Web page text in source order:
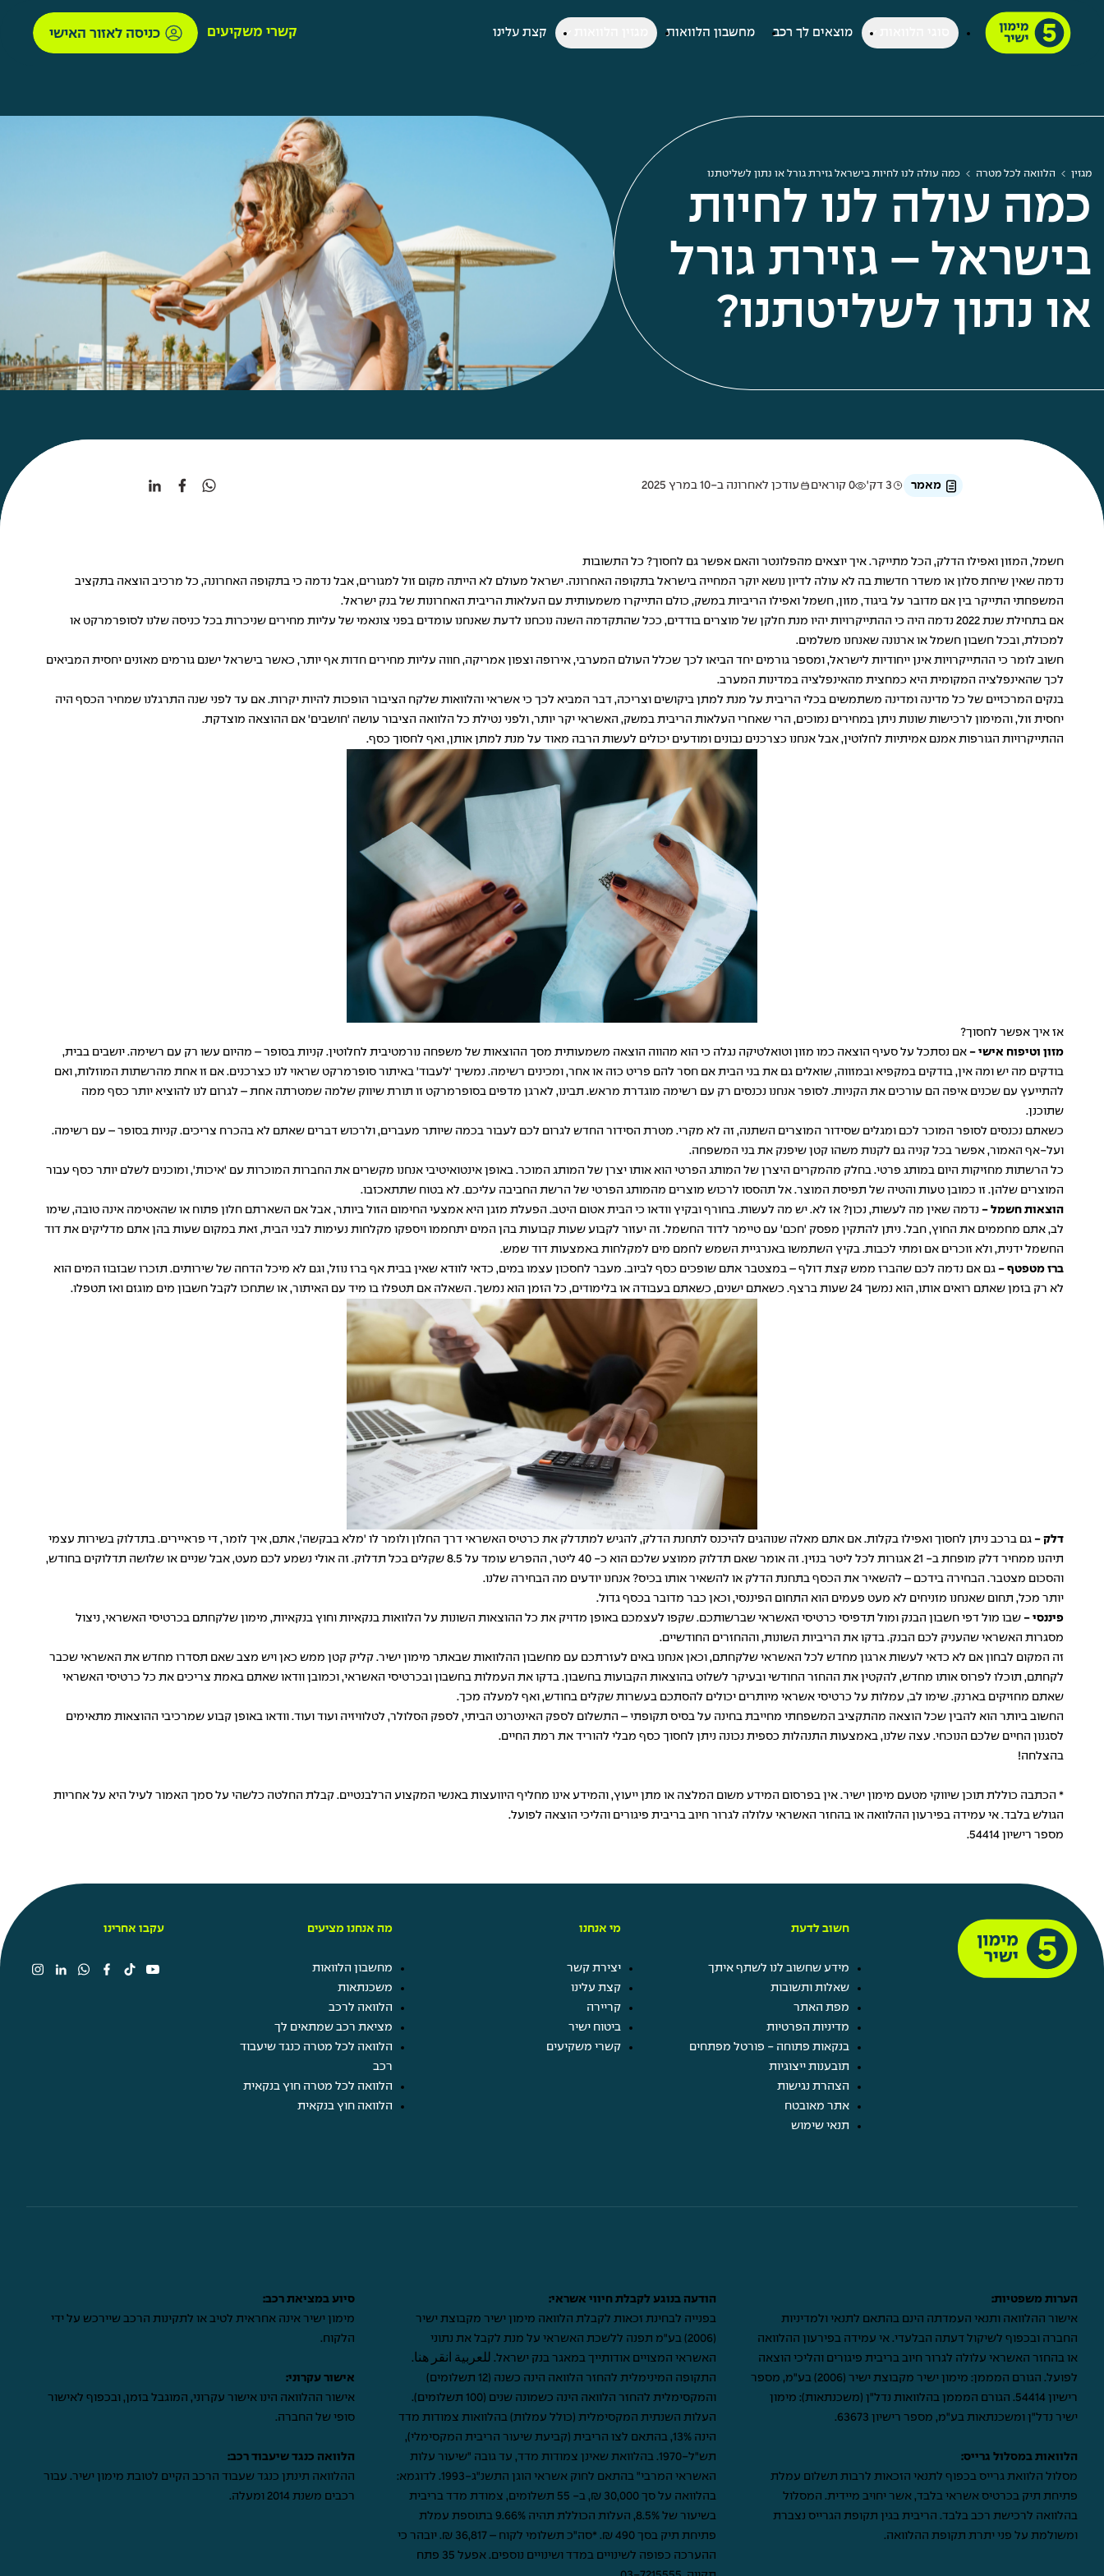
מוצאים לך רכב מחשבון הלוואות קצת עלינו קשרי משקיעים כניסה לאזור האישי
מגזין הלוואה לכל מטרה כמה עולה לנו לחיות בישראל גזירת גורל או נתון לשליטתנו
כמה עולה לנו לחיות
בישראל – גזירת גורל
או נתון לשליטתנו?
מאמר 3 דק' 0 קוראים עודכן לאחרונה ב-10 במרץ 2025
חשמל, המזון ואפילו הדלק, הכל מתייקר. איך יוצאים מהפלונטר והאם אפשר גם לחסוך? כל התשובות
נדמה שאין שיחת סלון או משדר חדשות בה לא עולה לדיון נושא יוקר המחייה בישראל בתקופה האחרונה. ישראל מעולם לא הייתה מקום זול למגורים, אבל נדמה כי בתקופה האחרונה, כל מרכיב הוצאה בתקציב
המשפחתי התייקר בין אם מדובר על ביגוד, מזון, חשמל ואפילו הריביות במשק, כולם התייקרו משמעותית עם העלאות הריבית האחרונות של בנק ישראל.
אם בתחילת שנת 2022 נדמה היה כי ההתייקרויות יהיו מנת חלקן של מוצרים בודדים, ככל שהתקדמה השנה נוכחנו לדעת שאנחנו עומדים בפני צונאמי של עליות מחירים שניכרות בכל כניסה שלנו לסופרמרקט או
למכולת, ובכל חשבון חשמל או ארנונה שאנחנו משלמים.
חשוב לומר כי ההתייקרויות אינן ייחודיות לישראל, ומספר גורמים יחד הביאו לכך שכלל העולם המערבי, אירופה וצפון אמריקה, חווה עליות מחירים חדות אף יותר, כאשר בישראל ישנם גורמים מאזנים יחסית המביאים
לכך שהאינפלציה המקומית היא כמחצית מהאינפלציה במדינות המערב.
בנקים המרכזיים של כל מדינה ומדינה משתמשים בכלי הריבית על מנת למתן ביקושים וצריכה, דבר המביא לכך כי אשראי והלוואות שלקח הציבור הופכות להיות יקרות. אם עד לפני שנה התרגלנו שמחיר הכסף היה
יחסית זול, והמימון לרכישות שונות ניתן במחירים נמוכים, הרי שאחרי העלאות הריבית במשק, האשראי יקר יותר, ולפני נטילת כל הלוואה הציבור עושה 'חושבים' אם ההוצאה מוצדקת.
ההתייקרויות הגורפות אמנם אמיתיות לחלוטין, אבל אנחנו כצרכנים נבונים ומודעים יכולים לעשות הרבה מאוד על מנת למתן אותן, ואף לחסוך כסף.
אז איך אפשר לחסוך?
מזון וטיפוח אישי - אם נסתכל על סעיף הוצאה כמו מזון וטואלטיקה נגלה כי הוא מהווה הוצאה משמעותית מסך ההוצאות של משפחה נורמטיבית לחלוטין. קניות בסופר – מהיום עשו רק עם רשימה. יושבים בבית,
בודקים מה יש ומה אין, בודקים במקפיא ובמזווה, שואלים גם את בני הבית אם חסר להם פריט כזה או אחר, ומכינים רשימה. נמשיך 'לעבוד' באיתור סופרמרקט שראוי לנו כצרכנים. אם זו אחת מהרשתות המוזלות, ואם
להתייעץ עם שכנים איפה הם עורכים את הקניות. לסופר אנחנו נכנסים רק עם רשימה מוגדרת מראש. תבינו, לארגן מדפים בסופרמרקט זו תורת שיווק שלמה שמטרתה אחת – לגרום לנו להוציא יותר כסף ממה
שתוכנן.
כשאתם נכנסים לסופר המוכר לכם ומגלים שסידור המוצרים השתנה, זה לא מקרי. מטרת הסידור החדש לגרום לכם לעבור בכמה שיותר מעברים, ולרכוש דברים שאתם לא בהכרח צריכים. קניות בסופר – עם רשימה.
ועל-אף האמור, אפשר בכל קניה גם לקנות משהו קטן שיפנק את בני המשפחה.
כל הרשתות מחזיקות היום במותג פרטי. בחלק מהמקרים היצרן של המותג הפרטי הוא אותו יצרן של המותג המוכר. באופן אינטואיטיבי אנחנו מקשרים את החברות המוכרות עם 'איכות', ומוכנים לשלם יותר כסף עבור
המוצרים שלהן. זו כמובן טעות והטיה של תפיסת המוצר. אל תהססו לרכוש מוצרים מהמותג הפרטי של הרשת החביבה עליכם. לא בטוח שתתאכזבו.
הוצאות חשמל - נדמה שאין מה לעשות, נכון? אז לא. יש מה לעשות. בחורף ובקיץ וודאו כי הבית אטום היטב. הפעלת מזגן היא אמצעי החימום הזול ביותר, אבל אם השארתם חלון פתוח או שהאטימה אינה טובה, שימו
לב, אתם מחממים את החוץ, חבל. ניתן להתקין מפסק 'חכם' עם טיימר לדוד החשמל. זה יעזור לקבוע שעות קבועות בהן המים יתחממו ויספקו מקלחות נעימות לבני הבית, זאת במקום שעות בהן אתם מדליקים את דוד
החשמל ידנית, ולא זוכרים אם ומתי לכבות. בקיץ השתמשו באנרגיית השמש לחמם מים למקלחות באמצעות דוד שמש.
ברז מטפטף -גם אם נדמה לכם שהברז ממש קצת דולף – במצטבר אתם שופכים כסף לביוב. מעבר לחסכון עצמו במים, כדאי לוודא שאין בבית אף ברז נוזל, וגם לא מיכל הדחה של שירותים. תזכרו שבזבוז המים הוא
לא רק בזמן שאתם רואים אותו, הוא נמשך 24 שעות ברצף. כשאתם ישנים, כשאתם בעבודה או בלימודים, כל הזמן הוא נמשך. השאלה אם תטפלו בו מיד עם האיתור, או שתחכו לקבל חשבון מים מוגזם ואז תטפלו.
דלק -גם ברכב ניתן לחסוך ואפילו בקלות. אם אתם מאלה שנוהגים להיכנס לתחנת הדלק, להגיש למתדלק את כרטיס האשראי דרך החלון ולומר לו 'מלא בבקשה', אתם, איך לומר, די פראיירים. בתדלוק בשירות עצמי
תיהנו ממחיר דלק מופחת ב- 21 אגורות לכל ליטר בנזין. זה אומר שאם תדלוק ממוצע שלכם הוא כ- 40 ליטר, ההפרש עומד על 8.5 שקלים בכל תדלוק. זה אולי נשמע לכם מעט, אבל שניים או שלושה תדלוקים בחודש,
והסכום מצטבר. הבחירה בידכם – להשאיר את הכסף בתחנת הדלק או להשאיר אותו בכיס? אנחנו יודעים מה הבחירה שלנו.
יותר מכל, תחום שאנחנו מזניחים לא מעט פעמים הוא התחום הפיננסי, וכאן כבר מדובר בכסף גדול.
פיננסי -שבו מול דפי חשבון הבנק ומול תדפיסי כרטיסי האשראי שברשותכם. שקפו לעצמכם באופן מדויק את כל ההוצאות השונות על הלוואות בנקאיות וחוץ בנקאיות, מימון שלקחתם בכרטיסי האשראי, ניצול
מסגרות האשראי שהעניק לכם הבנק. בדקו את הריביות השונות, וההחזרים החודשיים.
זה המקום לבחון אם לא כדאי לעשות ארגון מחדש לכל האשראי שלקחתם, וכאן אנחנו באים לעזרתכם עם מחשבון ההלוואות שבאתר מימון ישיר. קליק קטן ממש כאן ויש מצב שאם תסדרו מחדש את האשראי שכבר
לקחתם, תוכלו לפרוס אותו מחדש, להקטין את ההחזר החודשי ובעיקר לשלוט בהוצאות הקבועות בחשבון. בדקו את העמלות בחשבון ובכרטיסי האשראי, וכמובן וודאו שאתם באמת צריכים את כל כרטיסי האשראי
שאתם מחזיקים בארנק. שימו לב, עמלות על כרטיסי אשראי מיותרים יכולים להסתכם בעשרות שקלים בחודש, ואף למעלה מכך.
החשוב ביותר הוא להבין שכל הוצאה מהתקציב המשפחתי מחייבת בחינה על בסיס תקופתי – התשלום לספק האינטרנט הביתי, לספק הסלולר, לטלוויזיה ועוד ועוד. וודאו באופן קבוע שמרכיבי ההוצאות מתאימים
לסגנון החיים שלכם הנוכחי. עצה שלנו, באמצעות התנהלות כספית נכונה ניתן לחסוך כסף מבלי להוריד את רמת החיים.
בהצלחה!
* הכתבה כוללת תוכן שיווקי מטעם מימון ישיר. אין בפרסום המידע משום המלצה או מתן ייעוץ, והמידע אינו מחליף היוועצות באנשי המקצוע הרלבנטיים. קבלת החלטה כלשהי על סמך האמור לעיל היא על אחריות
הגולש בלבד. אי עמידה בפירעון ההלוואה או בהחזר האשראי עלולה לגרור חיוב בריבית פיגורים והליכי הוצאה לפועל.
מספר רישיון 54414.
חשוב לדעת
מידע שחשוב לנו לשתף איתך
שאלות ותשובות
מפת האתר
מדיניות הפרטיות
בנקאות פתוחה - פורטל מפתחים
תובענות ייצוגיות
הצהרת נגישות
אתר מאובטח
תנאי שימוש
מי אנחנו
יצירת קשר
קצת עלינו
קריירה
ביטוח ישיר
קשרי משקיעים
מה אנחנו מציעים
מחשבון הלוואות
משכנתאות
הלוואה לרכב
מציאת רכב שמתאים לך
הלוואה לכל מטרה כנגד שיעבוד
רכב
הלוואה לכל מטרה חוץ בנקאית
הלוואה חוץ בנקאית
עקבו אחרינו
הערות משפטיות:
אישור ההלוואה ותנאי העמדתה הינם בהתאם לתנאי ולמדיניות
החברה ובכפוף לשיקול דעתה הבלעדי. אי עמידה בפירעון ההלוואה
או בהחזר האשראי עלולה לגרור חיוב בריבית פיגורים והליכי הוצאה
לפועל. הגורם המממן: מימון ישיר מקבוצת ישיר (2006) בע"מ, מספר
רישיון 54414. הגורם המממן בהלוואות נדל"ן (משכנתאות): מימון
ישיר נדל"ן ומשכנתאות בע"מ, מספר רישיון 63673.
הלוואות במסלול גרייס:
מסלול הלוואת גרייס בכפוף לתנאי הזכאות לרבות תשלום עמלת
פתיחת תיק בכרטיס אשראי בלבד, אשר יחויב מיידית. המסלול
בהלוואה לרכישת רכב בלבד. הריבית בגין תקופת הגרייס נצברת
ומשולמת על פני יתרת תקופת ההלוואה.
הודעה בנוגע לקבלת חיווי אשראי:
בפנייה לבחינת זכאות לקבלת הלוואה מימון ישיר מקבוצת ישיר
(2006) בע"מ תפנה ללשכת האשראי על מנת לקבל את נתוני
האשראי המצויים אודותייך במאגר בנק ישראל. للعربية انقر هنا .
התקופה המינימלית להחזר הלוואה הינה כשנה (12 תשלומים)
והמקסימלית להחזר הלוואה הינה כשמונה שנים (100 תשלומים).
העלות השנתית המקסימלית (כולל עמלות) בהלוואות צמודות מדד
הינה 13%, בהתאם לצו הריבית (קביעת שיעור הריבית המקסימלי),
תש"ל-1970. בהלוואת שאינן צמודות מדד, עד גובה "שיעור עלות
האשראי המרבי" בהתאם לחוק אשראי הוגן התשנ"ג-1993. לדוגמא:
בהלוואה על סך 30,000 ₪, ב- 55 תשלומים, צמודת מדד בריבית
בשיעור של 8.5%, העלות הכוללת תהיה 9.66% בתוספת עמלת
פתיחת תיק בסך 490 ₪. *סה"כ תשלומי לקוח – 36,817 ₪. יובהר כי
ההערכה כפופה לשינויים במדד ושינויים נוספים. אפעל 35 פתח
סיוע במציאת רכב:
מימון ישיר אינה אחראית לטיב או לתקינות הרכב שיירכש על ידי
הלקוח.
אישור עקרוני:
אישור ההלוואה הינו אישור עקרוני, המוגבל בזמן, ובכפוף לאישור
סופי של החברה.
הלוואה כנגד שיעבוד רכב:
ההלוואה תינתן כנגד שעבוד הרכב הקיים לטובת מימון ישיר. עבור
רכבים משנת 2014 ומעלה.